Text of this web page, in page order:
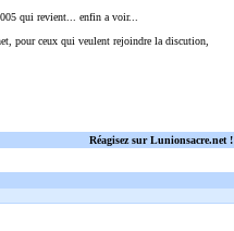
qui revient... enfin a voir...
pour ceux qui veulent rejoindre la discution,
Réagisez sur Lunionsacre.net !